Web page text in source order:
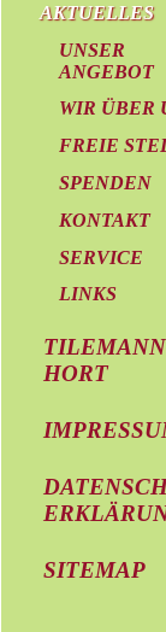
AKTUELLES
UNSER
ANGEBOT
WIR ÜBER
FREIE
SPENDEN
KONTAKT
SERVICE
LINKS
HORT
SITEMAP